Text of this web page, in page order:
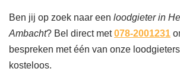
Ben jij op zoek naar een loodgieter in
Ambacht? Bel direct met078-2001231
bespreken met één van onze
kosteloos.